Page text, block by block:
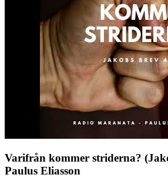
Varifrån kommer striderna?
Paulus Eliasson